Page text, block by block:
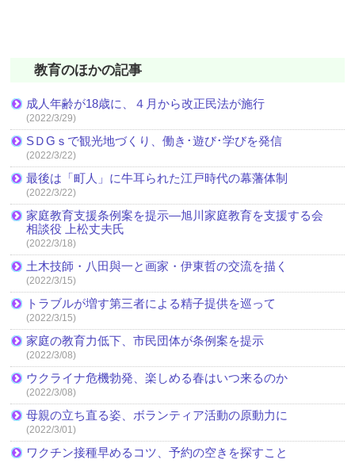
教育のほかの記事
成人年齢が18歳に、４月から改正民法が施行
(2022/3/29)
SＤGｓで観光地づくり、働き･遊び･学びを発信
(2022/3/22)
最後は「町人」に牛耳られた江戸時代の幕藩体制
(2022/3/22)
家庭教育支援条例案を提示―旭川家庭教育を支援する会
相談役 上松丈夫氏
(2022/3/18)
土木技師・八田與一と画家・伊東哲の交流を描く
(2022/3/15)
トラブルが増す第三者による精子提供を巡って
(2022/3/15)
家庭の教育力低下、市民団体が条例案を提示
(2022/3/08)
ウクライナ危機勃発、楽しめる春はいつ来るのか
(2022/3/08)
母親の立ち直る姿、ボランティア活動の原動力に
(2022/3/01)
ワクチン接種早めるコツ、予約の空きを探すこと